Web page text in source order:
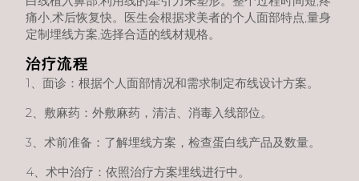
痛小,术后恢复快。医生会根据求美者的个人面部特点,量身
定制埋线方案,选择合适的线材规格。
治疗流程
1、面诊：根据个人面部情况和需求制定布线设计方案。
2、敷麻药：外敷麻药，清洁、消毒入线部位。
3、术前准备：了解埋线方案，检查蛋白线产品及数量。
4、术中治疗：依照治疗方案埋线进行中。